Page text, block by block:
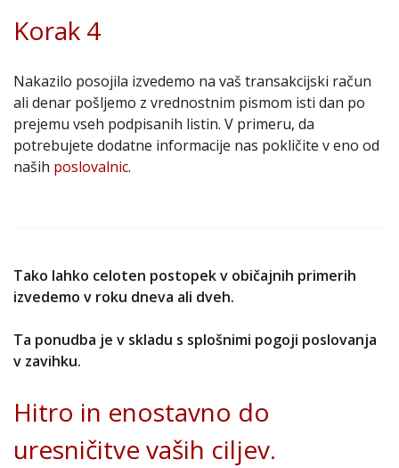
Korak 4
Nakazilo posojila izvedemo na vaš transakcijski račun
ali denar pošljemo z vrednostnim pismom isti dan po
prejemu vseh podpisanih listin. V primeru, da
potrebujete dodatne informacije nas pokličite v eno od
naših poslovalnic.
Tako lahko celoten postopek v običajnih primerih
izvedemo v roku dneva ali dveh.
Ta ponudba je v skladu s splošnimi pogoji poslovanja
v zavihku.
Hitro in enostavno do
uresničitve vaših ciljev.